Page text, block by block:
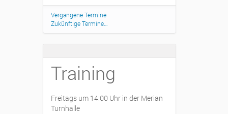
Vergangene Termine
Zukünftige Termine…
Training
Freitags um 14:00 Uhr in der Merian
Turnhalle